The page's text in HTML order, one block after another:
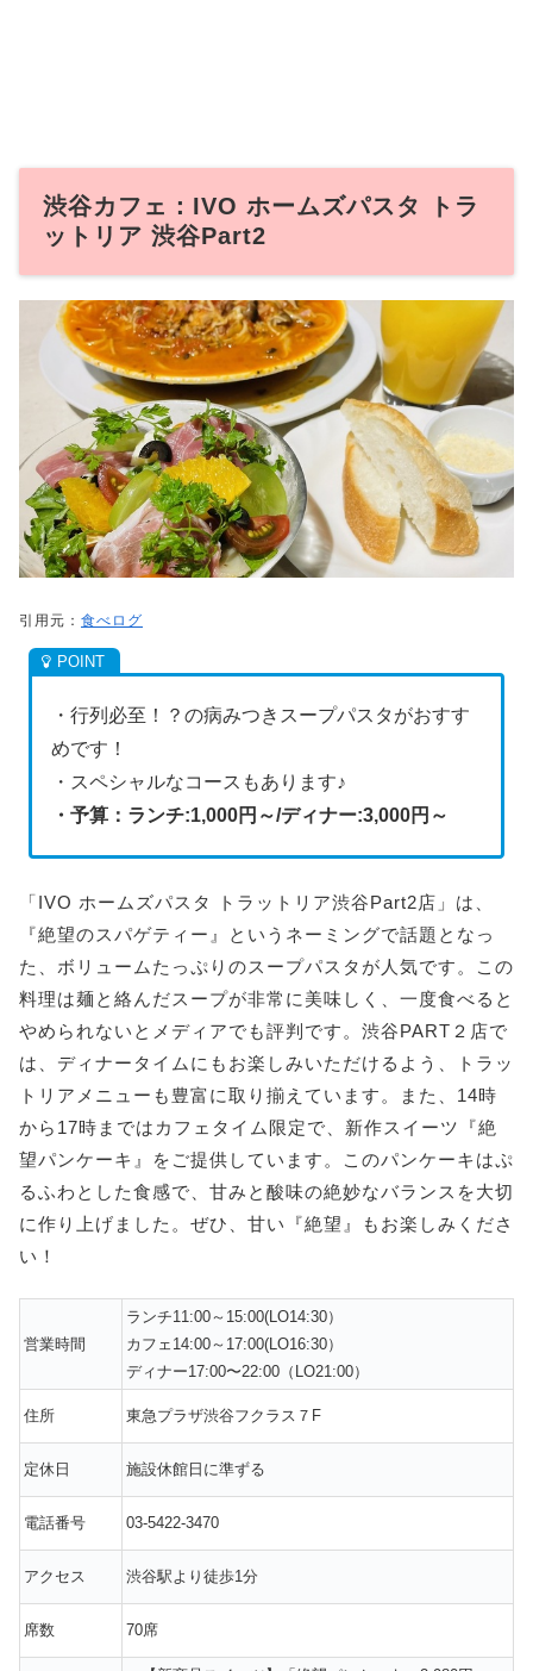
渋谷カフェ：IVO ホームズパスタ トラ
ットリア 渋谷Part2
引用元： 食べログ
・行列必至！？の病みつきスープパスタがおすす
めです！
・スペシャルなコースもあります♪
・予算：ランチ:1,000円～/ディナー:3,000円～
「IVO ホームズパスタ トラットリア渋谷Part2店」は、
『絶望のスパゲティー』というネーミングで話題となっ
た、ボリュームたっぷりのスープパスタが人気です。この
料理は麺と絡んだスープが非常に美味しく、一度食べると
やめられないとメディアでも評判です。渋谷PART２店で
は、ディナータイムにもお楽しみいただけるよう、トラッ
トリアメニューも豊富に取り揃えています。また、14時
から17時まではカフェタイム限定で、新作スイーツ『絶
望パンケーキ』をご提供しています。このパンケーキはぷ
るふわとした食感で、甘みと酸味の絶妙なバランスを大切
に作り上げました。ぜひ、甘い『絶望』もお楽しみくださ
い！
営業時間
ランチ11:00～15:00(LO14:30）
カフェ14:00～17:00(LO16:30）
ディナー17:00〜22:00（LO21:00）
住所 東急プラザ渋谷フクラス７F
定休日 施設休館日に準ずる
電話番号 03-5422-3470
アクセス 渋谷駅より徒歩1分
席数 70席